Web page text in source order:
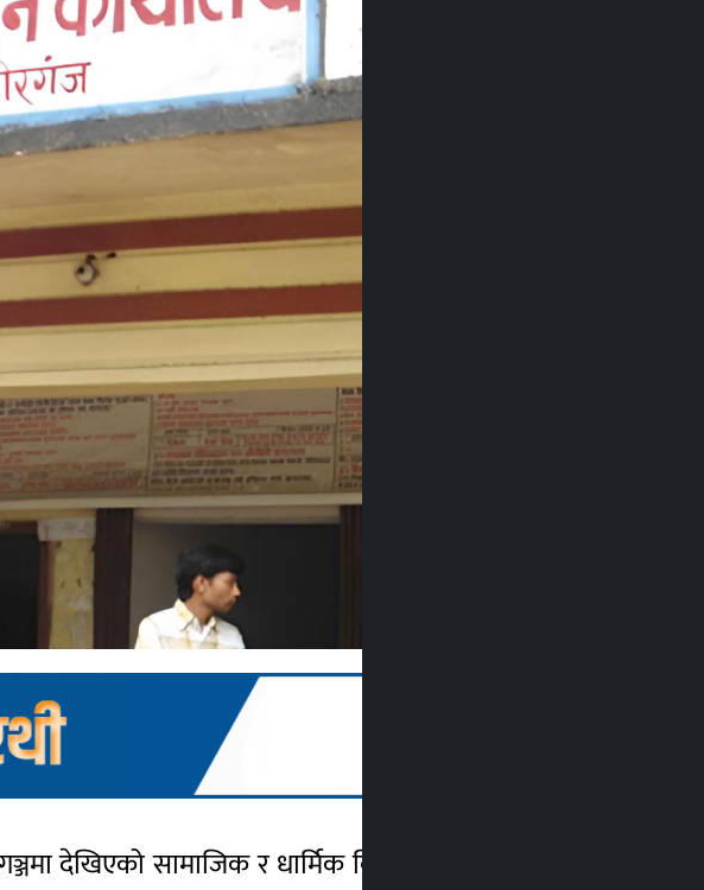
देखिएको सामाजिक र धार्मिक विवादलाई सामाजिक सद्भाव